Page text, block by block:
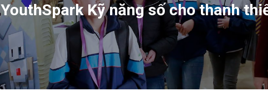
YouthSpark Kỹ năng số cho thanh